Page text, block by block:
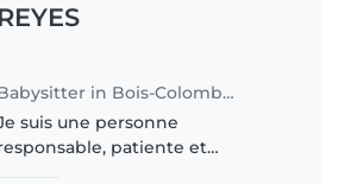
REYES
Babysitter in Bois-Colombes
suis une personne
patiente et